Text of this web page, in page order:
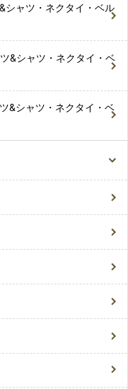
シャツ・ネクタイ・ベル
&シャツ・ネクタイ・ベ
&シャツ・ネクタイ・ベ